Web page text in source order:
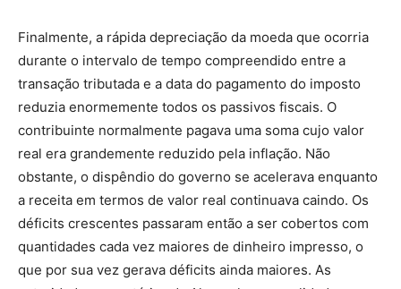
Finalmente, a rápida depreciação da moeda que ocorria
durante o intervalo de tempo compreendido entre a
transação tributada e a data do pagamento do imposto
reduzia enormemente todos os passivos fiscais. O
contribuinte normalmente pagava uma soma cujo valor
real era grandemente reduzido pela inflação. Não
obstante, o dispêndio do governo se acelerava enquanto
a receita em termos de valor real continuava caindo. Os
déficits crescentes passaram então a ser cobertos com
quantidades cada vez maiores de dinheiro impresso, o
que por sua vez gerava déficits ainda maiores. As